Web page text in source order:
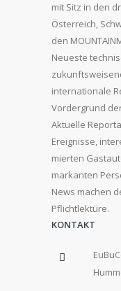
mit Sitz in den
Österreich,
den
Neueste
internationale
Vordergrund
Aktuelle
Ereignisse,
mierten
markanten
News machen
Pflichtlektüre.
KONTAKT